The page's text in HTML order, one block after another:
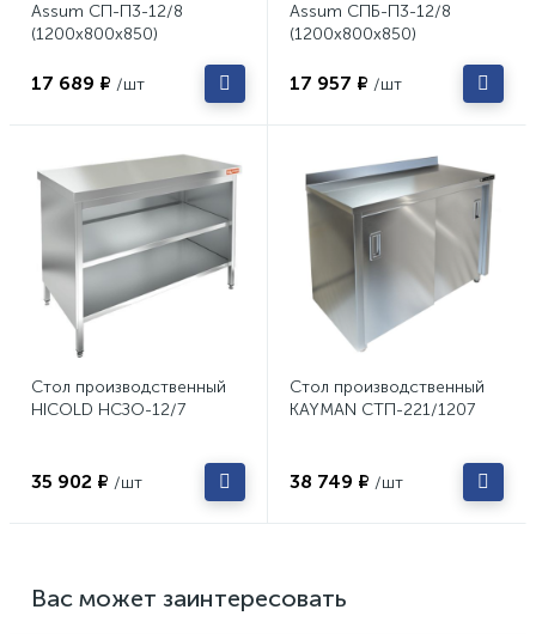
Assum СП-П3-12/8
(1200х800х850)
17 689 ₽ /шт
Assum СПБ-П3-12/8
(1200х800х850)
17 957 ₽ /шт
Стол производственный
HICOLD НСЗО-12/7
35 902 ₽ /шт
Стол производственный
KAYMAN СТП-221/1207
38 749 ₽ /шт
Вас может заинтересовать